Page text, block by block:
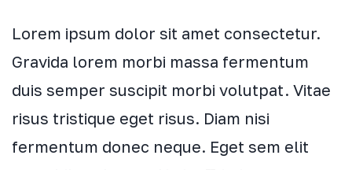
Lorem ipsum dolor sit amet consectetur.
Gravida lorem morbi massa fermentum
duis semper suscipit morbi volutpat. Vitae
risus tristique eget risus. Diam nisi
fermentum donec neque. Eget sem elit